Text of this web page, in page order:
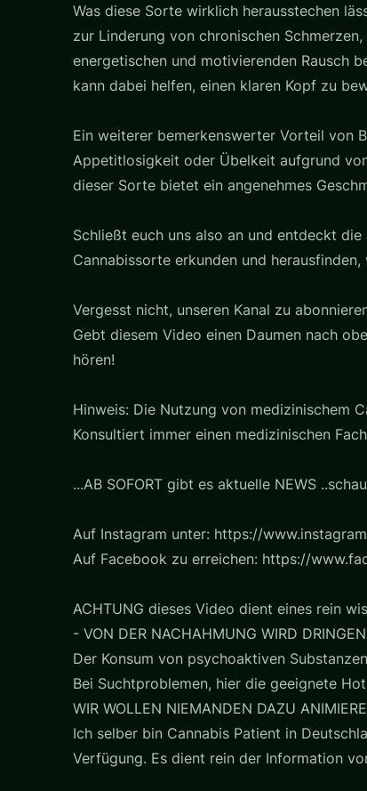
Was diese Sorte wirklich herausstechen
zur Linderung von chronischen
energetischen und motivierenden Rausch
kann dabei helfen, einen klaren Kopf zu
Ein weiterer bemerkenswerter Vorteil von
Appetitlosigkeit oder Übelkeit aufgrund
dieser Sorte bietet ein angenehmes
Schließt euch uns also an und entdeckt
Cannabissorte erkunden und
Vergesst nicht, unseren Kanal zu
Gebt diesem Video einen Daumen nach
hören!
Hinweis: Die Nutzung von medizinischem
Konsultiert immer einen medizinischen
...AB SOFORT gibt es aktuelle NEWS
Auf Instagram unter: https://
Auf Facebook zu erreichen: https://
ACHTUNG dieses Video dient eines rein
- VON DER NACHAHMUNG WIRD
Der Konsum von psychoaktiven
Bei Suchtproblemen, hier die geeignete
WIR WOLLEN NIEMANDEN DAZU
Ich selber bin Cannabis Patient in
Verfügung. Es dient rein der Information